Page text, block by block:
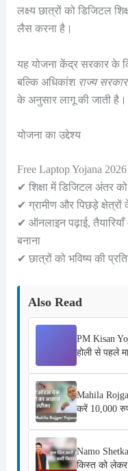
लक्ष्य छात्रों को डिजिटल
लैस करना है।
यह योजना केंद्र सरकार के
बल्कि अधिकांश राज्य
के अनुसार लागू की जाती है।
योजना का उद्देश्य
Free Laptop Yojana
✔ शिक्षा में डिजिटल अंतर
✔ ग्रामीण और पिछड़े
✔ ऑनलाइन पढ़ाई,
बनाना
✔ छात्रों को भविष्य की
Also Read
PM Kisan
होली से पहले
Mahila
करें 10,000
Namo
किस्त को